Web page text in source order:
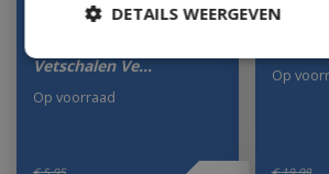
Napoleon 5 stuks Klein
Vetschalen Ve…
Op voorraad
Druip
Op
DETAILS WEERGEVEN